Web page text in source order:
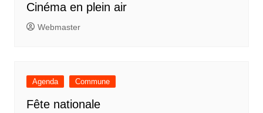
Cinéma en plein air
Webmaster
Agenda Commune
Fête nationale